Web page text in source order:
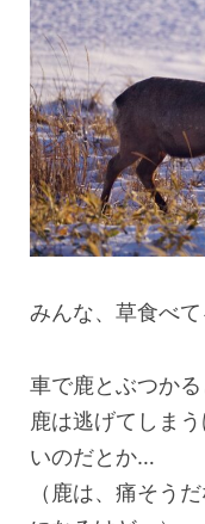
みんな、草食べて
車で鹿とぶつかる
鹿は逃げてしま
いのだとか…
（鹿は、痛そう